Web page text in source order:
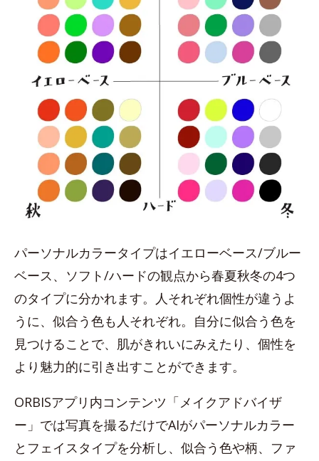
パーソナルカラータイプはイエローベース/ブルー
ベース、ソフト/ハードの観点から春夏秋冬の4つ
のタイプに分かれます。人それぞれ個性が違うよ
うに、似合う色も人それぞれ。自分に似合う色を
見つけることで、肌がきれいにみえたり、個性を
より魅力的に引き出すことができます。
ORBISアプリ内コンテンツ「メイクアドバイザ
ー」では写真を撮るだけでAIがパーソナルカラー
とフェイスタイプを分析し、似合う色や柄、ファ